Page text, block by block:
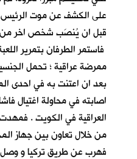
على الكشف عن موت الرئيس
قبل ان يُنصَب شخص اخر من
فاستمر الطرفان بتمرير
ممرضة عراقية ؛ تحمل
بعد ان اعتنت به في احدى
اصابته في محاولة اغتيال
العراقية في الكويت .
من خلال تعاون بين جهاز
فهرب عن طريق تركيا و وصل